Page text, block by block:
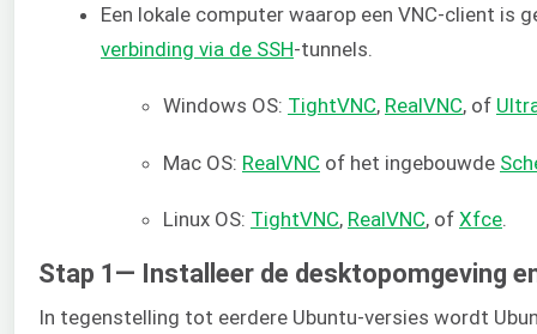
Een lokale computer waarop een VNC-client is
verbinding via de SSH-tunnels.
Windows OS: TightVNC, RealVNC, of
Mac OS: RealVNC of het ingebouwde
Linux OS: TightVNC, RealVNC, of Xfce.
Stap 1— Installeer de desktopomgeving
In tegenstelling tot eerdere Ubuntu-versies wordt